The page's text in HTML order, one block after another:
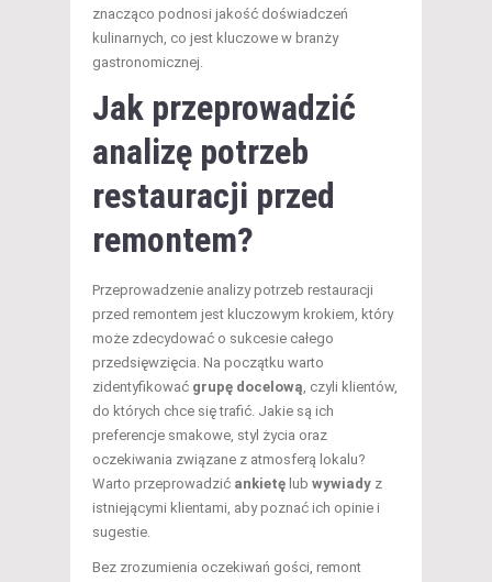
znacząco podnosi jakość doświadczeń
kulinarnych, co jest kluczowe w branży
gastronomicznej.
Jak przeprowadzić
analizę potrzeb
restauracji przed
remontem?
Przeprowadzenie analizy potrzeb restauracji
przed remontem jest kluczowym krokiem, który
może zdecydować o sukcesie całego
przedsięwzięcia. Na początku warto
zidentyfikować grupę docelową, czyli klientów,
do których chce się trafić. Jakie są ich
preferencje smakowe, styl życia oraz
oczekiwania związane z atmosferą lokalu?
Warto przeprowadzić ankietę lub wywiady z
istniejącymi klientami, aby poznać ich opinie i
sugestie.
Bez zrozumienia oczekiwań gości, remont